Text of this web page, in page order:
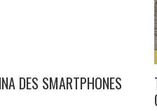
DES SMARTPHONES